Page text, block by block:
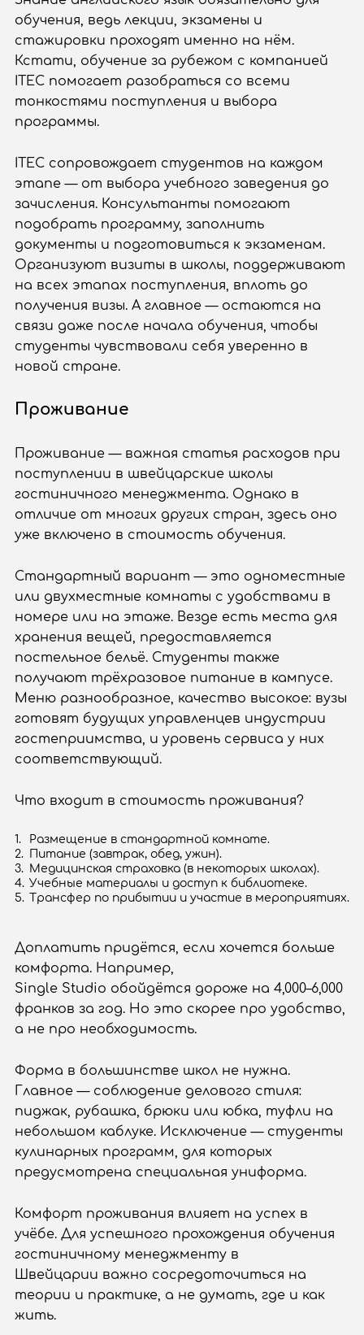
обучения, ведь лекции, экзамены и
стажировки проходят именно на нём.
Кстати, обучение за рубежом с компанией
ITEC помогает разобраться со всеми
тонкостями поступления и выбора
программы.
ITEC сопровождает студентов на каждом
этапе — от выбора учебного заведения до
зачисления. Консультанты помогают
подобрать программу, заполнить
документы и подготовиться к экзаменам.
Организуют визиты в школы, поддерживают
на всех этапах поступления, вплоть до
получения визы. А главное — остаются на
связи даже после начала обучения, чтобы
студенты чувствовали себя уверенно в
новой стране.
Проживание
Проживание — важная статья расходов при
поступлении в швейцарские школы
гостиничного менеджмента. Однако в
отличие от многих других стран, здесь оно
уже включено в стоимость обучения.
Стандартный вариант — это одноместные
или двухместные комнаты с удобствами в
номере или на этаже. Везде есть места для
хранения вещей, предоставляется
постельное бельё. Студенты также
получают трёхразовое питание в кампусе.
Меню разнообразное, качество высокое: вузы
готовят будущих управленцев индустрии
гостеприимства, и уровень сервиса у них
соответствующий.
Что входит в стоимость проживания?
Размещение в стандартной комнате.
Питание (завтрак, обед, ужин).
Медицинская страховка (в некоторых школах).
Учебные материалы и доступ к библиотеке.
Трансфер по прибытии и участие в мероприятиях.
Доплатить придётся, если хочется больше
комфорта. Например,
Single Studio обойдётся дороже на 4,000–6,000
франков за год. Но это скорее про удобство,
а не про необходимость.
Форма в большинстве школ не нужна.
Главное — соблюдение делового стиля:
пиджак, рубашка, брюки или юбка, туфли на
небольшом каблуке. Исключение — студенты
кулинарных программ, для которых
предусмотрена специальная униформа.
Комфорт проживания влияет на успех в
учёбе. Для успешного прохождения обучения
гостиничному менеджменту в
Швейцарии важно сосредоточиться на
теории и практике, а не думать, где и как
жить.